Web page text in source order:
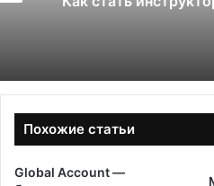
Похожие статьи
Global Account —